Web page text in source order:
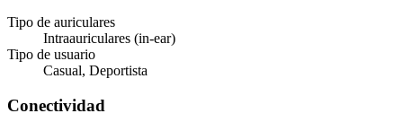
Tipo de auriculares
Intraauriculares (in-ear)
Tipo de usuario
Casual, Deportista
Conectividad